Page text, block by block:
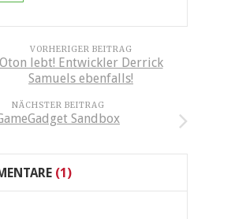
VORHERIGER BEITRAG
Oton lebt! Entwickler Derrick
Samuels ebenfalls!
NÄCHSTER BEITRAG
Sandbox
(1)